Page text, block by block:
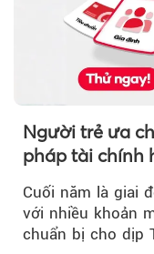
Người trẻ ưa
pháp tài chính
tiêu cuối năm
Cuối năm là giai
với nhiều khoản
chuẩn bị cho dịp